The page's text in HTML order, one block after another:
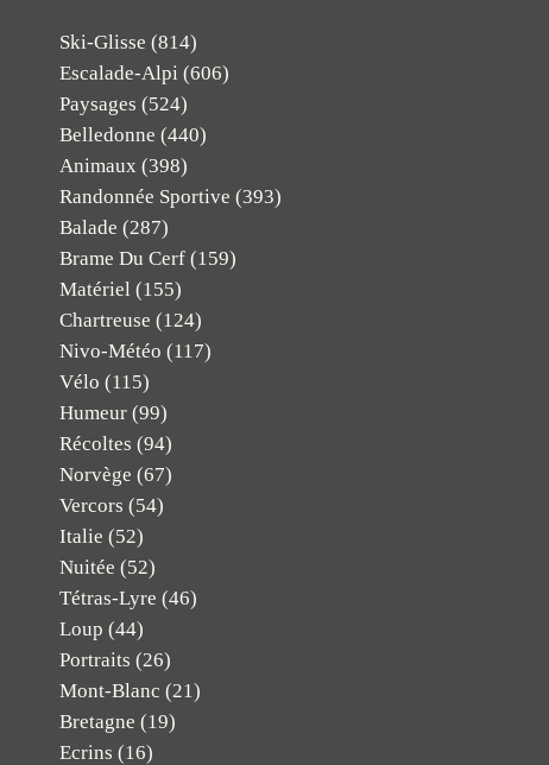
Ski-Glisse (814)
Escalade-Alpi (606)
Paysages (524)
Belledonne (440)
Animaux (398)
Randonnée Sportive (393)
Balade (287)
Brame Du Cerf (159)
Matériel (155)
Chartreuse (124)
Nivo-Météo (117)
Vélo (115)
Humeur (99)
Récoltes (94)
Norvège (67)
Vercors (54)
Italie (52)
Nuitée (52)
Tétras-Lyre (46)
Loup (44)
Portraits (26)
Mont-Blanc (21)
Bretagne (19)
Ecrins (16)